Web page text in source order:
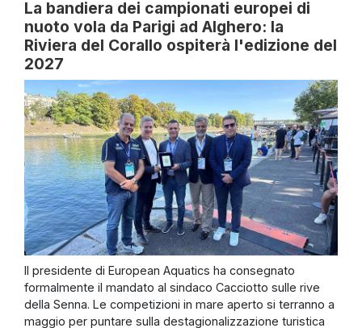
La bandiera dei campionati europei di
nuoto vola da Parigi ad Alghero: la
Riviera del Corallo ospiterà l'edizione del
2027
Il presidente di European Aquatics ha consegnato
formalmente il mandato al sindaco Cacciotto sulle rive
della Senna. Le competizioni in mare aperto si terranno a
maggio per puntare sulla destagionalizzazione turistica